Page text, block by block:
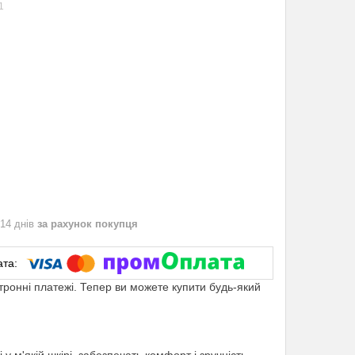
днів за рахунок покупця
платежі. Тепер ви можете купити будь-який